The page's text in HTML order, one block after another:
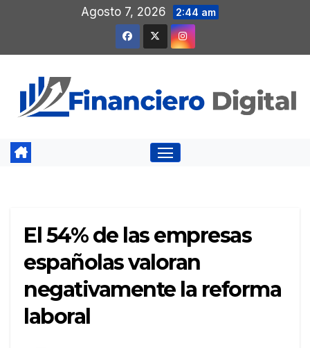
contenido
Agosto 7, 2026 2:44 am
El 54% de las empresas
españolas valoran
negativamente la reforma
laboral